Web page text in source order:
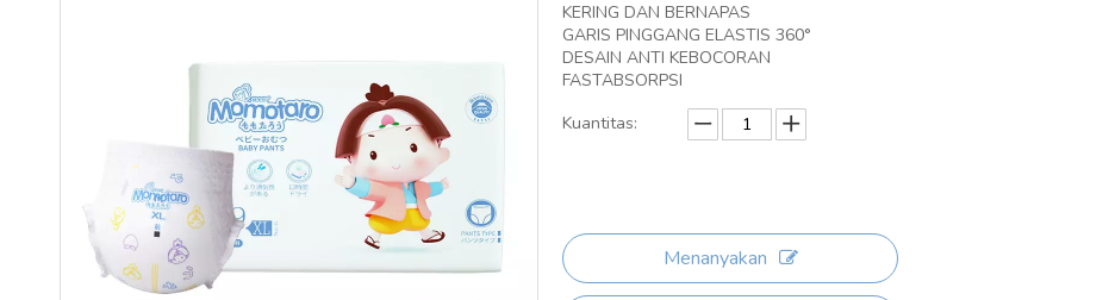
KERING DAN BERNAPAS
GARIS PINGGANG ELASTIS 360°
DESAIN ANTI KEBOCORAN
FASTABSORPSI
Kuantitas:
Menanyakan